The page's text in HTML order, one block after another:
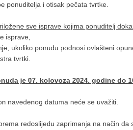
ponuditelja i otisak pečata tvrtke.
sve isprave kojima ponuditelj
isprave,
ukoliko ponudu podnosi ovlašteni
tvrtki.
je 07. kolovoza 2024. godine do
navedenog datuma neće se uvažiti.
redoslijedu zaprimanja na način